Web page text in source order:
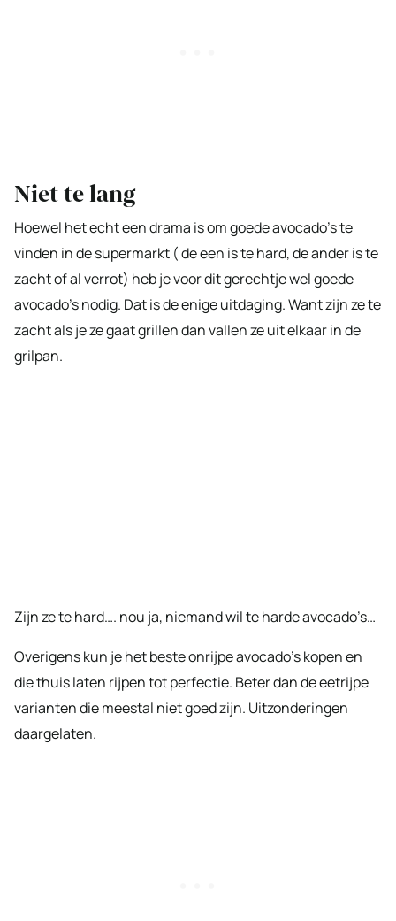
Niet te lang
Hoewel het echt een drama is om goede avocado’s te
vinden in de supermarkt ( de een is te hard, de ander is te
zacht of al verrot) heb je voor dit gerechtje wel goede
avocado’s nodig. Dat is de enige uitdaging. Want zijn ze te
zacht als je ze gaat grillen dan vallen ze uit elkaar in de
grilpan.
Zijn ze te hard…. nou ja, niemand wil te harde avocado’s…
Overigens kun je het beste onrijpe avocado’s kopen en
die thuis laten rijpen tot perfectie. Beter dan de eetrijpe
varianten die meestal niet goed zijn. Uitzonderingen
daargelaten.